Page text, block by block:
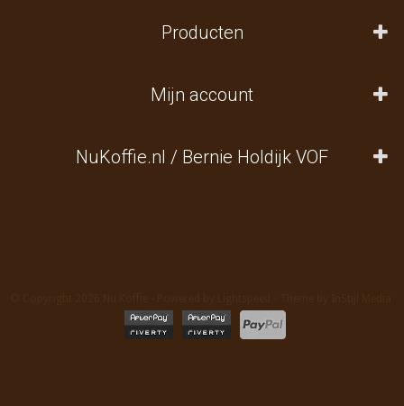
Producten
Mijn account
NuKoffie.nl / Bernie Holdijk VOF